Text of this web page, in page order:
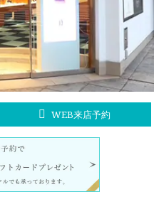
WEB来店予約